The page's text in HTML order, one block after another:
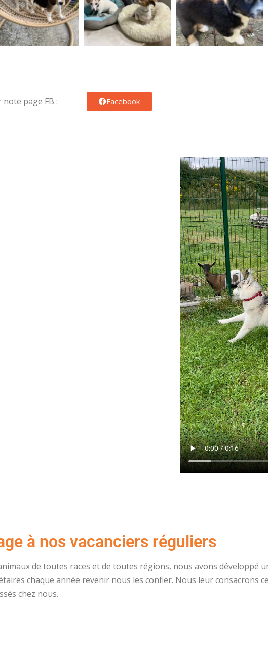
page FB : Facebook
à nos vacanciers réguliers
de toutes races et de toutes régions, nous avons développé
chaque année revenir nous les confier. Nous leur consacrons
chez nous.